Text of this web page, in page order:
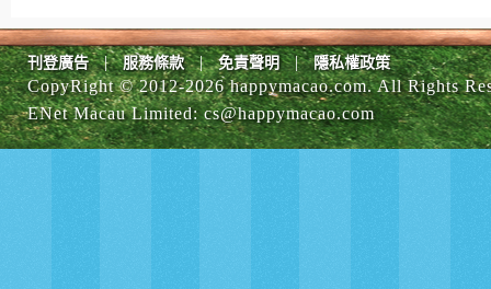
刊登廣告 | 服務條款 | 免責聲明 | 隱私權政策
CopyRight © 2012-2026 happymacao.com. All Rights
ENet Macau Limited:cs@happymacao.com